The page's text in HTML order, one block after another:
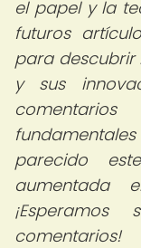
el papel y la
futuros
para descubrir
y sus
parecido
aumentada
comentarios!